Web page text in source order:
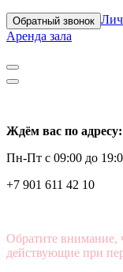
Обратный звонок
Аренда зала
Ждём вас по адресу:
Пн-Пт с 09:00 до
+7 901 611 42 10
Обратите внимание,
действующие при